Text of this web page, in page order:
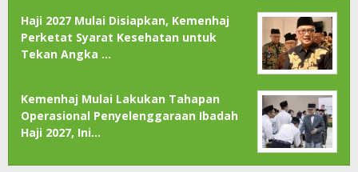
Haji 2027 Mulai Disiapkan, Kemenhaj
Perketat Syarat Kesehatan untuk
Tekan Angka …
Kemenhaj Mulai Lakukan Tahapan
Operasional Penyelenggaraan Ibadah
Haji 2027, Ini…